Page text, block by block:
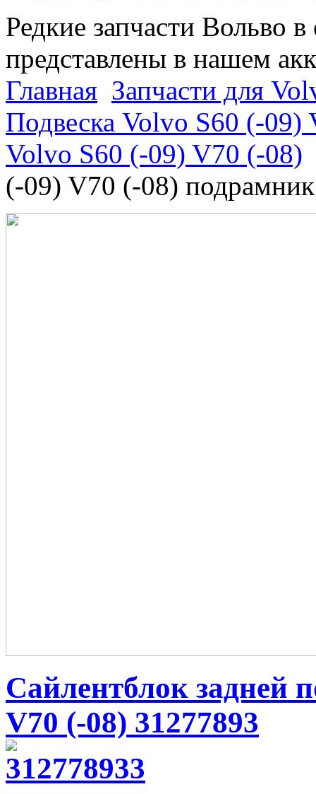
Редкие запчасти Вольво
представлены в нашем
Главная Запчасти для
Подвеска Volvo S60 (-09)
Volvo S60 (-09) V70 (-08)
(-09) V70 (-08)
Сайлентблок задней
V70 (-08) 31277893